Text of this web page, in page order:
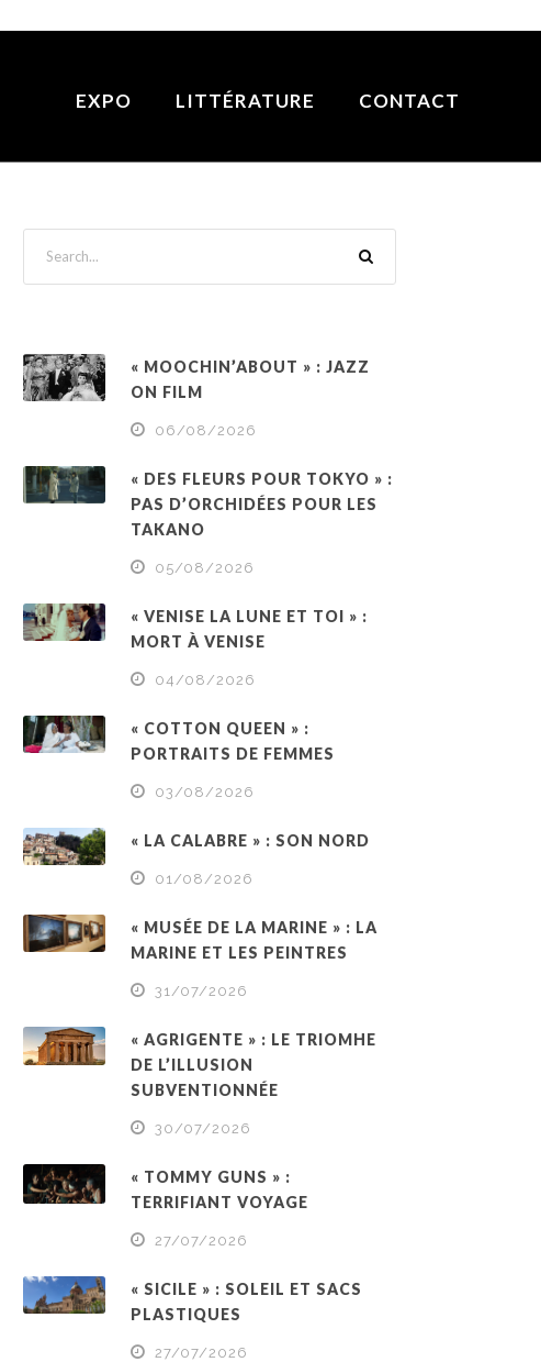
EXPO LITTÉRATURE CONTACT
« MOOCHIN’ABOUT » : JAZZ
ON FILM
06/08/2026
« DES FLEURS POUR TOKYO » :
PAS D’ORCHIDÉES POUR LES
TAKANO
05/08/2026
« VENISE LA LUNE ET TOI » :
MORT À VENISE
04/08/2026
« COTTON QUEEN » :
PORTRAITS DE FEMMES
03/08/2026
« LA CALABRE » : SON NORD
01/08/2026
« MUSÉE DE LA MARINE » : LA
MARINE ET LES PEINTRES
31/07/2026
« AGRIGENTE » : LE TRIOMHE
DE L’ILLUSION
SUBVENTIONNÉE
30/07/2026
« TOMMY GUNS » :
TERRIFIANT VOYAGE
27/07/2026
« SICILE » : SOLEIL ET SACS
PLASTIQUES
27/07/2026